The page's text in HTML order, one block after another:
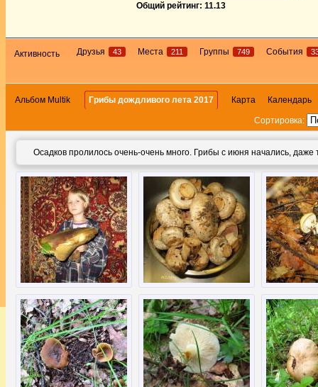
Общий рейтинг: 11.13
Активность Друзья 43 Места 211 Группы 749 События
Альбом Multik Грибы дождливого лета 2017 Карта Календарь
Сортировка:
Осадков пролилось очень-очень много. Грибы с июня начались,